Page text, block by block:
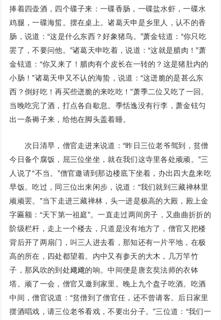
捧着四壶酒，四个碟子来：一碟香肠，一碟盐水虾，一碟水
鸡腿，一碟海蜇。摆在桌上。诸葛天申是乡里人，认不的香
肠，说道：“这是什么东西？好象猪鸟。”萧金铉道：“你只吃
罢了，不要问他。”诸葛天申吃着，说道：“这就是腊肉！”萧
金铉道：“你又来了！腊肉有个皮长在一转的？这是猪肚内的
小肠！”诸葛天申又不认的海蛰，说道：“这迸脆的是甚么东
西？倒好吃！再买些迸脆的来吃吃！”萧季二位又吃了一回。
当晚吃完了酒，打点各自歇息。季恬逸没有行李，萧金铉匀
出一条褥子来，给他在脚头盖着睡。
次日清早，僧官走进来说道：“昨日三位老爷驾到，贫僧
今日备个腐饭，屈三位坐坐，就在我们这寺里各处顽顽。”三
人说了“不当。”僧官邀请到那边楼底下坐着，办出四大盘来吃
早饭。吃过，同三位出来闲步，说道：“我们就到三藏禅林里
顽顽罢。”当下走进三藏禅林，头一进是极高的大殿，殿上金
字匾额：“天下第一祖庭”。一直走过两间房子，又曲曲折折的
阶级栏杆，走上一个楼去，只道是没有地方了，僧官又把楼
背后开了两扇门，叫三人进去看，那知还有一片平地，在极
高的所在，四处都望着。内中又有参天的大木，几万竿竹
子，那风吹的到处飕飕的响。中间便是唐玄奘法师的衣钵
塔。顽了一会，僧官又邀到家里。晚上九个盘子吃酒。吃酒
中间，僧官说道：“贫僧到了僧官任，还不曾请客。后日家里
摆酒唱戏，请三位老爷看戏，不要出分子。”三位道：“我们一